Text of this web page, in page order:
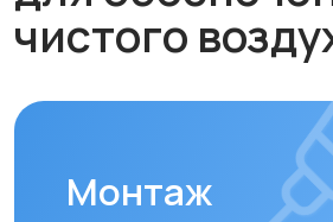
Обслуживание и
диагностика
устройства.